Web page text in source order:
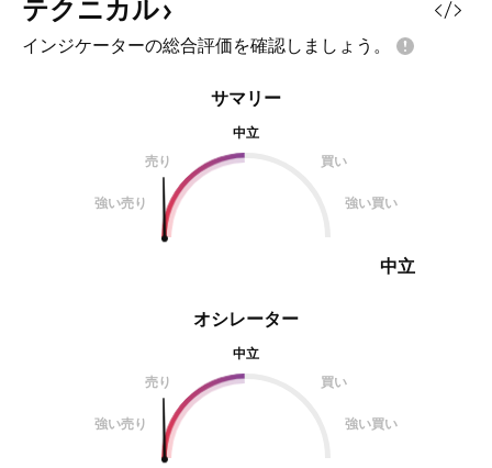
テクニカル
インジケーターの総合評価を確認しましょう。
オシレーター
中立
売り
買い
強い売り 強い買い
サマリー
中立
売り
買い
強い売り 強い買い
中立